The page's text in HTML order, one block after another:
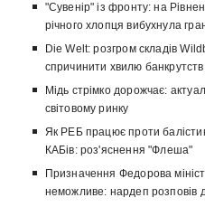
"Сувенір" із фронту: на
річного хлопця вибухнула
Die Welt: розгром складів
спричинити хвилю банкрутств
Мідь стрімко дорожчає:
світовому ринку
Як РЕБ працює проти
КАБів: роз'яснення "Флеша"
Призначення Федорова
неможливе: нардеп розповів